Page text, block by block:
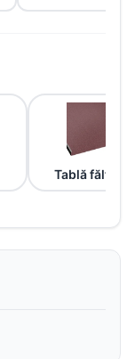
Tablă fălțuită